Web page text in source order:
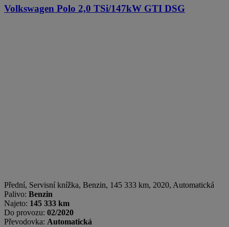
Volkswagen Polo 2,0 TSi/147kW GTI DSG
Přední, Servisní knížka, Benzin, 145 333 km, 2020, Automatická
Palivo: Benzin
Najeto: 145 333 km
Do provozu: 02/2020
Převodovka: Automatická